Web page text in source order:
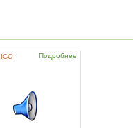
ICO Подробнее